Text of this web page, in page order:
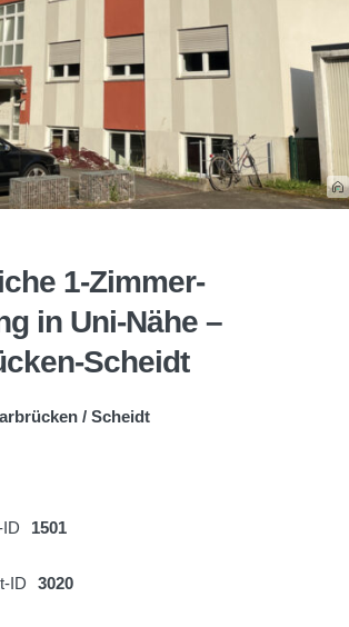
1-Zimmer-
in Uni-Nähe –
Scheidt
/ Scheidt
1501
ID 3020